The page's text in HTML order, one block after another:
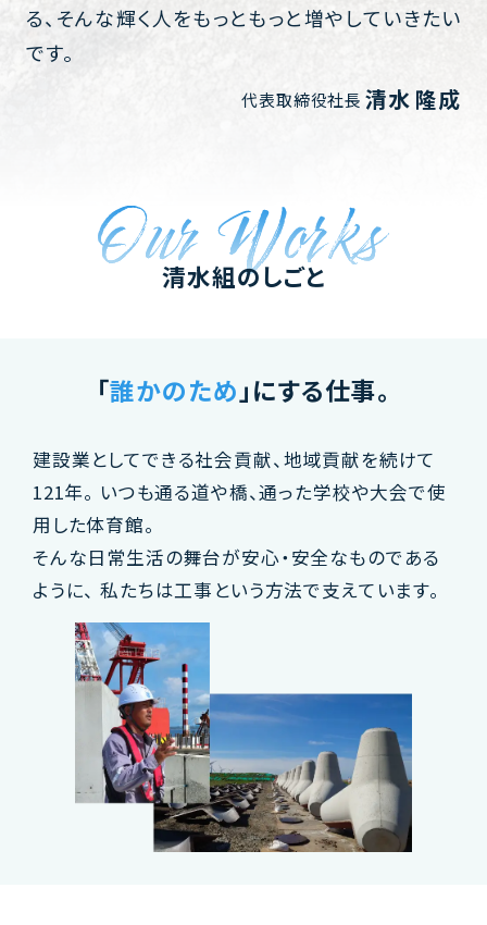
る、そんな輝く人をもっともっと増やしていきたい
です。
代表取締役社長 清水 隆成
清水組のしごと
「誰かのため」にする仕事。
建設業としてできる社会貢献、地域貢献を続けて
121年。 いつも通る道や橋、通った学校や大会で使
用した体育館。
そんな日常生活の舞台が安心・安全なものである
ように、私たちは工事という方法で支えています。